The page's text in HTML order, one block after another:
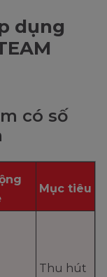
dụng
có số
Mục tiêu
Thu hút